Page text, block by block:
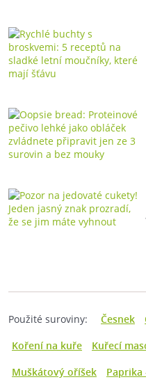
Použité suroviny: Česnek
Koření na kuře
Kuřecí
Muškátový oříšek
Paprika